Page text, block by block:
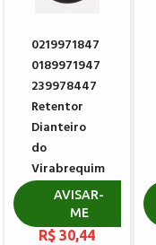
0219971847
0189971947
239978447
Retentor
Dianteiro
do
Virabrequim
MERCEDES
R$ 30,44
AVISAR-
ME